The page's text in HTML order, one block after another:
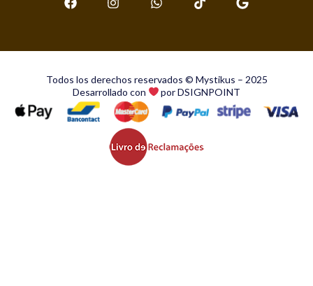
Todos los derechos reservados © Mystikus – 2025
Desarrollado con
por DSIGNPOINT